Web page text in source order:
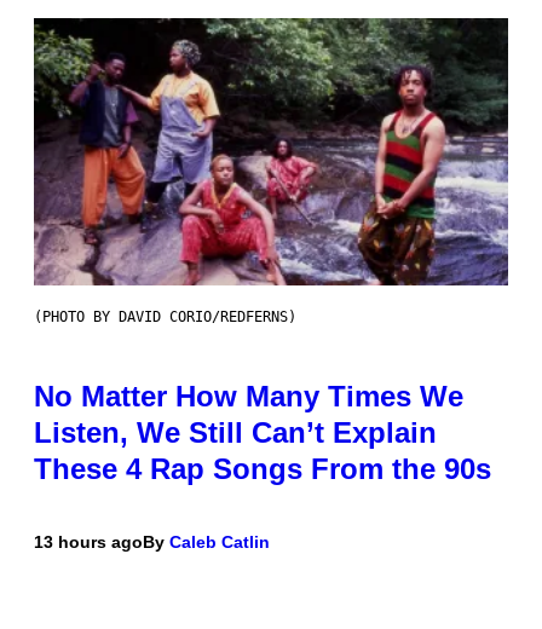
(PHOTO BY DAVID CORIO/REDFERNS)
No Matter How Many Times We
Listen, We Still Can’t Explain
These 4 Rap Songs From the 90s
13 hours agoBy Caleb Catlin